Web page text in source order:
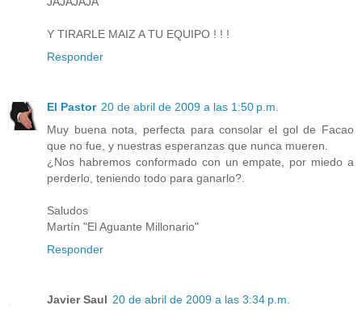
Y TIRARLE MAIZ A TU EQUIPO ! ! !
Responder
El Pastor 20 de abril de 2009 a las 1:50 p.m.
Muy buena nota, perfecta para consolar el gol de Facao
que no fue, y nuestras esperanzas que nunca mueren.
¿Nos habremos conformado con un empate, por miedo a
perderlo, teniendo todo para ganarlo?.
Saludos
Martín "El Aguante Millonario"
Responder
Javier Saul 20 de abril de 2009 a las 3:34 p.m.